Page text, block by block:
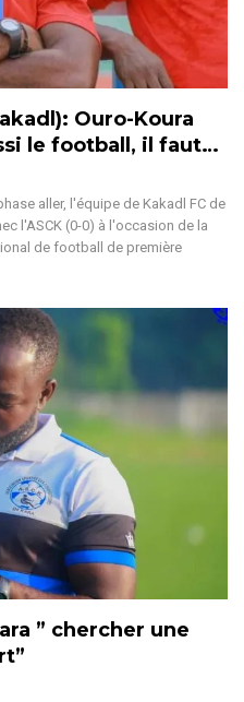
Ouro-Koura
le football, il faut…
aller, l'équipe de Kakadl FC de
l'ASCK (0-0) à l'occasion de la
de football de première
” chercher une